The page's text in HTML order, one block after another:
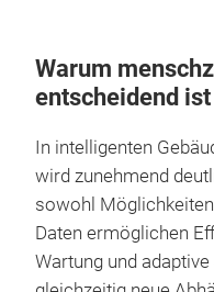
Warum
entscheidend ist
In intelligenten
wird zunehmend
sowohl
Daten ermöglichen
Wartung und